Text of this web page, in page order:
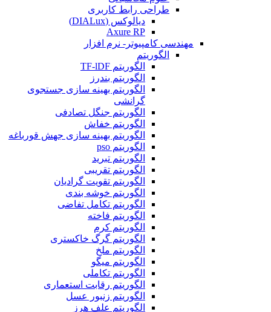
طراحی رابط کاربری
دیالوکس (DIALux)
Axure RP
مهندسی کامپیوتر- نرم افزار
الگوریتم
الگوریتم TF-lDF
الگوریتم بندرز
الگوریتم بهینه سازی جستجوی
گرانشی
الگوریتم جنگل تصادفی
الگوریتم خفاش
الگوریتم بهینه سازی جهش قورباغه
الگوریتم pso
الگوریتم تبرید
الگوریتم تقریبی
الگوریتم تقویت گرادیان
الگوریتم خوشه بندی
الگوریتم تکامل تفاضی
الگوریتم فاخته
الگوریتم کرم
الگوریتم گرگ خاکستری
الگوریتم ملخ
الگوریتم میگو
الگوریتم تکاملی
الگوریتم رقابت استعماری
الگوریتم زنبور عسل
الگوریتم علف هرز